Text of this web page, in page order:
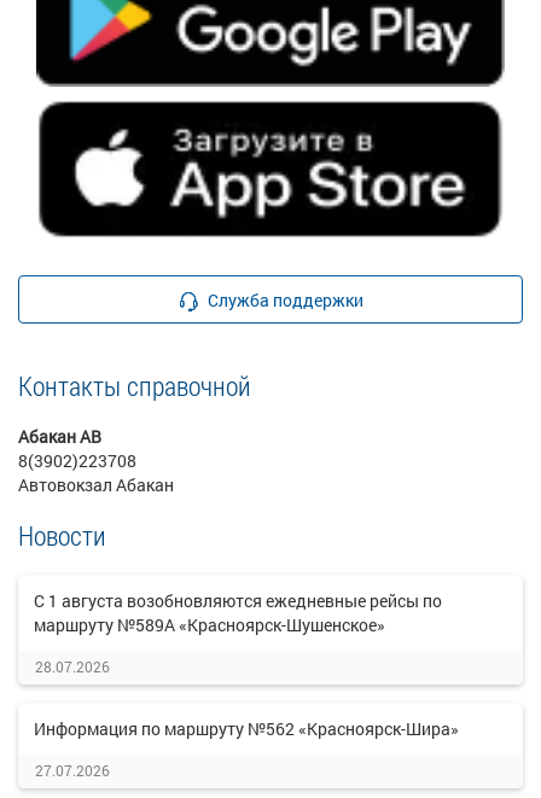
Служба поддержки
Контакты справочной
Абакан АВ
8(3902)223708
Автовокзал Абакан
Новости
С 1 августа возобновляются ежедневные рейсы по
маршруту №589А «Красноярск-Шушенское»
28.07.2026
Информация по маршруту №562 «Красноярск-Шира»
27.07.2026